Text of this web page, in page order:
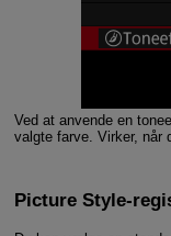
Ved at anvende en
valgte farve. Virker, når
Picture Style-